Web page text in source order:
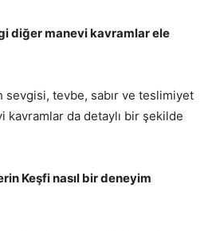
diğer manevi kavramlar ele
sevgisi, tevbe, sabır ve teslimiyet
kavramlar da detaylı bir şekilde
Keşfi nasıl bir deneyim